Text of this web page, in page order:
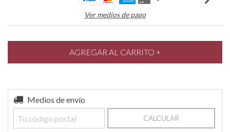
Ver medios de pago
Entregas para el CP:
Medios de envío
CALCULAR